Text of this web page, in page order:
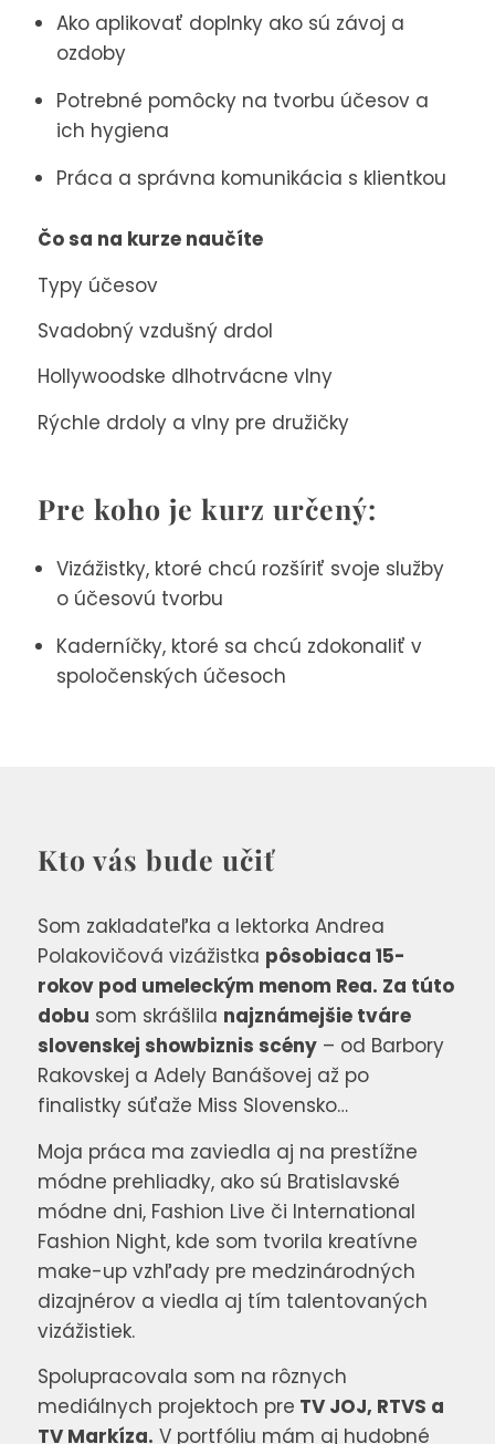
Ako aplikovať doplnky ako sú závoj a
ozdoby
Potrebné pomôcky na tvorbu účesov a
ich hygiena
Práca a správna komunikácia s klientkou
Čo sa na kurze naučíte
Typy účesov
Svadobný vzdušný drdol
Hollywoodske dlhotrvácne vlny
Rýchle drdoly a vlny pre družičky
Pre koho je kurz určený:
Vizážistky, ktoré chcú rozšíriť svoje služby
o účesovú tvorbu
Kaderníčky, ktoré sa chcú zdokonaliť v
spoločenských účesoch
Kto vás bude učiť
Som zakladateľka a lektorka Andrea
Polakovičová vizážistka pôsobiaca 15-
rokov pod umeleckým menom Rea. Za túto
dobu som skrášlila najznámejšie tváre
slovenskej showbiznis scény– od Barbory
Rakovskej a Adely Banášovej až po
finalistky súťaže Miss Slovensko…
Moja práca ma zaviedla aj na prestížne
módne prehliadky, ako sú Bratislavské
módne dni, Fashion Live či International
Fashion Night, kde som tvorila kreatívne
make-up vzhľady pre medzinárodných
dizajnérov a viedla aj tím talentovaných
vizážistiek.
Spolupracovala som na rôznych
mediálnych projektoch pre TV JOJ, RTVS a
TV Markíza. V portfóliu mám aj hudobné